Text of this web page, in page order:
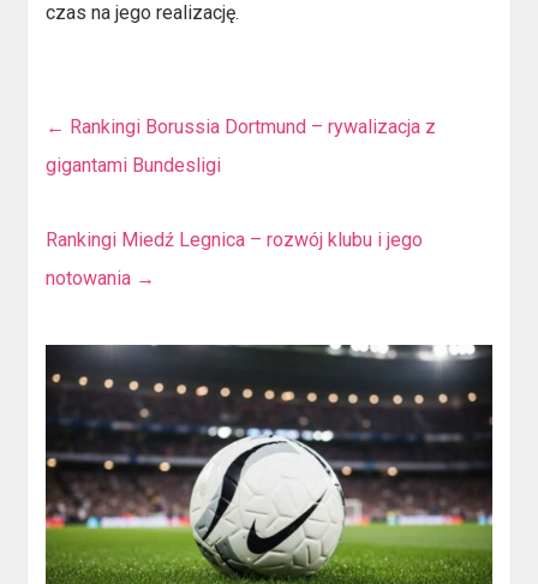
czas na jego realizację.
← Rankingi Borussia Dortmund – rywalizacja z
gigantami Bundesligi
Rankingi Miedź Legnica – rozwój klubu i jego
notowania →